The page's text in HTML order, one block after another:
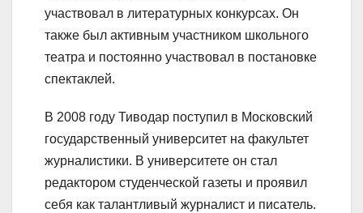
участвовал в литературных конкурсах. Он
также был активным участником школьного
театра и постоянно участвовал в постановке
спектаклей.
В 2008 году Тиводар поступил в Московский
государственный университет на факультет
журналистики. В университете он стал
редактором студенческой газеты и проявил
себя как талантливый журналист и писатель.